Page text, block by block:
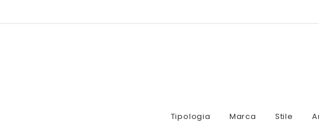
Tipologia Marca Stile